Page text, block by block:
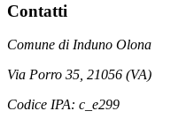
Contatti
Comune di Induno Olona
Via Porro 35, 21056 (VA)
Codice IPA: c_e299